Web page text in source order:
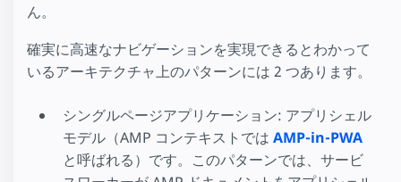
ん。
確実に高速なナビゲーションを実現できるとわかって
いるアーキテクチャ上のパターンには 2 つあります。
シングルページアプリケーション: アプリシェル
モデル（AMP コンテキストでは AMP-in-PWA
と呼ばれる）です。このパターンでは、サービ